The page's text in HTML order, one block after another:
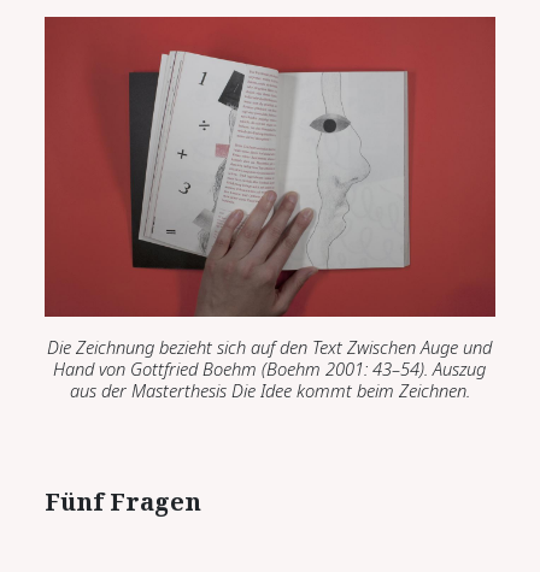
Die Zeichnung bezieht sich auf den TextZwischen Auge und
Handvon Gottfried Boehm (Boehm 2001:43–54) Auszug
aus der Masterthesis Die Idee kommt beim Zeichnen.
Fünf Fragen